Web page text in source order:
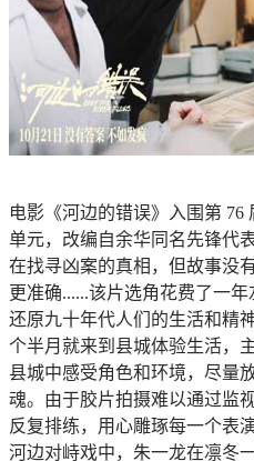
电影《河边的错误》入围第 76
单元，改编自余华同名先锋代
在找寻凶案的真相，但故事没
更准确......该片选角花费了一
还原九十年代人们的生活和精
个半月就来到县城体验生活，
县城中感受角色和环境，尽量
魂。由于胶片拍摄难以通过监
反复排练，用心雕琢每一个表
河边对峙戏中，朱一龙在凛冬